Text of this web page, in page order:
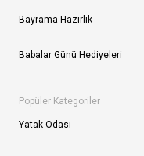
Bayrama Hazırlık
Babalar Günü Hediyeleri
Popüler Kategoriler
Yatak Odası